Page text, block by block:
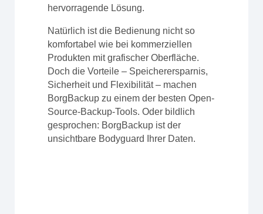
hervorragende Lösung.
Natürlich ist die Bedienung nicht so
komfortabel wie bei kommerziellen
Produkten mit grafischer Oberfläche.
Doch die Vorteile – Speicherersparnis,
Sicherheit und Flexibilität – machen
BorgBackup zu einem der besten Open-
Source-Backup-Tools. Oder bildlich
gesprochen: BorgBackup ist der
unsichtbare Bodyguard Ihrer Daten.